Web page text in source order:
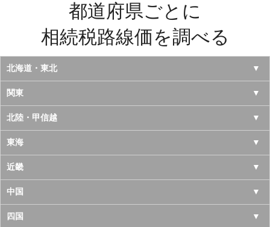
都道府県ごとに
相続税路線価を調べる
北海道・東北
北海道
青森県
岩手県
宮城県
秋田県
山形県
関東
東京都
神奈川県
千葉県
埼玉県
茨城県
北陸・甲信越
山梨県
長野県
新潟県
富山県
東海
愛知県
岐阜県
三重県
近畿
大阪府
京都府
中国
鳥取県
四国